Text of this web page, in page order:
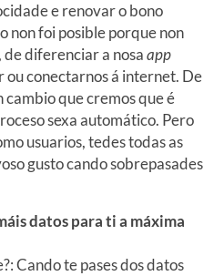
e renovar o bono
non foi posible porque non
de diferenciar a nosaapp
ou conectarnos á internet. De
cambio que cremos que é
sexa automático. Pero
usuarios, tedes todas as
gusto cando sobrepasades
datos para ti a máxima
Cando te pases dos datos